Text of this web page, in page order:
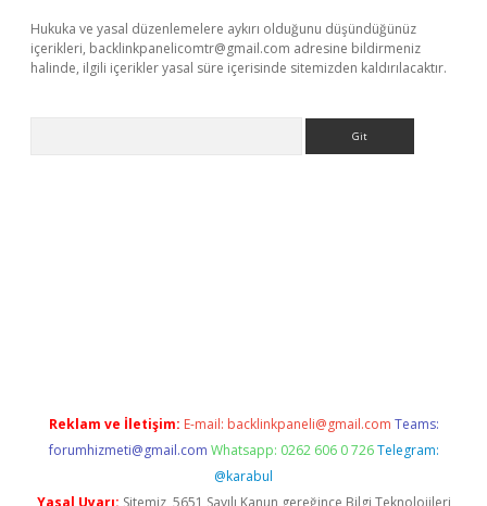
Hukuka ve yasal düzenlemelere aykırı olduğunu düşündüğünüz
içerikleri, backlinkpanelicomtr@gmail.com adresine bildirmeniz
halinde, ilgili içerikler yasal süre içerisinde sitemizden kaldırılacaktır.
Reklam ve İletişim: E-mail: backlinkpaneli@gmail.com Teams:
forumhizmeti@gmail.com Whatsapp: 0262 606 0 726 Telegram:
@karabul
Yasal Uyarı: Sitemiz, 5651 Sayılı Kanun gereğince Bilgi Teknolojileri